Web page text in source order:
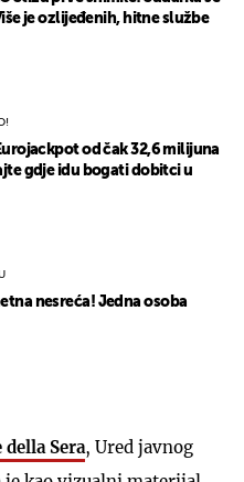
je ozlijeđenih, hitne službe
od čak 32,6 milijuna
gdje idu bogati dobitci u
nesreća! Jedna osoba
Sera, Ured javnog